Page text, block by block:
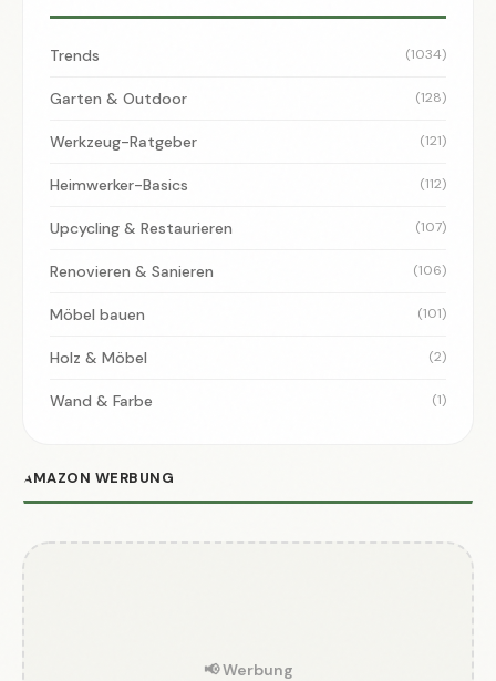
Trends (1034)
Garten & Outdoor (128)
Werkzeug-Ratgeber (121)
Heimwerker-Basics (112)
Upcycling & Restaurieren (107)
Renovieren & Sanieren (106)
Möbel bauen (101)
Holz & Möbel (2)
Wand & Farbe (1)
AMAZON WERBUNG
📢 Werbung